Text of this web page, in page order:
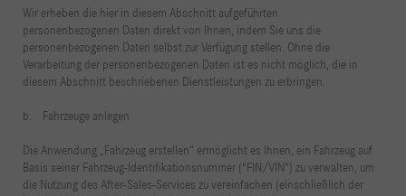
Wir erheben die hier in diesem Abschnitt aufgeführten
personenbezogenen Daten direkt von Ihnen, indem Sie uns die
personenbezogenen Daten selbst zur Verfügung stellen. Ohne die
Verarbeitung der personenbezogenen Daten ist es nicht möglich, die in
diesem Abschnitt beschriebenen Dienstleistungen zu erbringen.
b. Fahrzeuge anlegen
Die Anwendung „Fahrzeug erstellen“ ermöglicht es Ihnen, ein Fahrzeug auf
Basis seiner Fahrzeug-Identifikationsnummer ("FIN/VIN") zu verwalten, um
die Nutzung des After-Sales-Services zu vereinfachen (einschließlich der